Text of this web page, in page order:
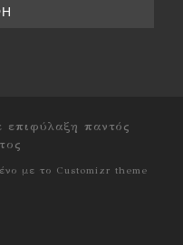
επιφύλαξη παντός
με το Customizr theme